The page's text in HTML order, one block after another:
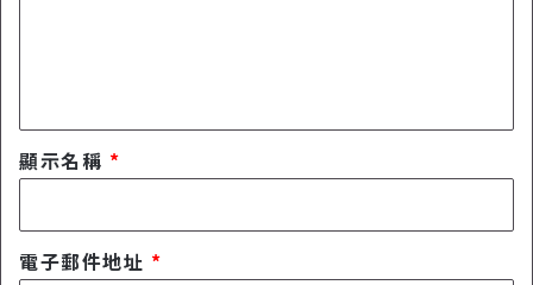
顯示名稱 *
電子郵件地址 *